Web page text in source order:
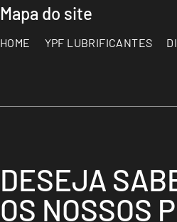
Mapa do site
HOME YPF LUBRIFICANTES
DESEJA
OS NOSSOS